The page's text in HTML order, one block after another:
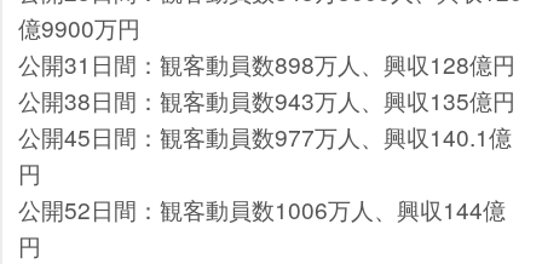
億9900万円
公開31日間：観客動員数898万人、興収128億円
公開38日間：観客動員数943万人、興収135億円
公開45日間：観客動員数977万人、興収140.1億
円
公開52日間：観客動員数1006万人、興収144億
円